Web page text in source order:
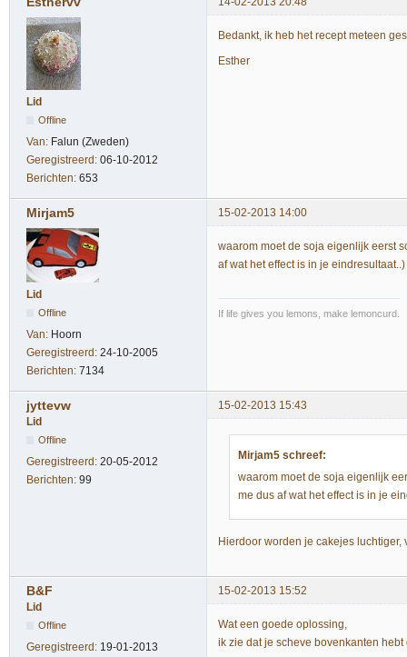
Lid
Offline
Van: Falun (Zweden)
Geregistreerd: 06-10-2012
Berichten: 653
Bedankt, ik heb het recept meteen
Esther
Mirjam5 15-02-2013 14:00
Lid
Offline
Van: Hoorn
Geregistreerd: 24-10-2005
Berichten: 7134
waarom moet de soja eigenlijk eerst
af wat het effect is in je eindresultaat..)
If life gives you lemons, make lemoncurd.
jyttevw
15-02-2013 15:43
Lid
Offline
Geregistreerd: 20-05-2012
Berichten: 99
Mirjam5 schreef:
waarom moet de soja eigenlijk
me dus af wat het effect is in je
Hierdoor worden je cakejes luchtiger,
B&F
15-02-2013 15:52
Lid
Offline
Geregistreerd: 19-01-2013
Wat een goede oplossing,
ik zie dat je scheve bovenkanten